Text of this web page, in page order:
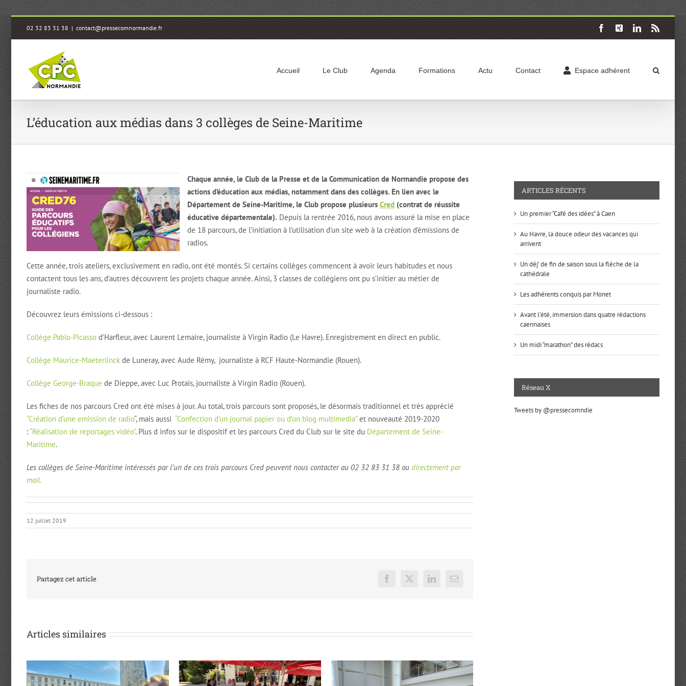
Passer
contenu
02 32 83 31 38 | contact@pressecomnormandie.fr Facebook
X LinkedIn
Accueil Le Club Agenda Formations Actu Contact Espace adhérent
L’éducation aux médias dans 3 collèges de Seine-Maritime
Chaque année, le Club de la Presse et de la Communication de Normandie propose des
actions d’éducation aux médias, notamment dans des collèges. En lien avec le
Département de Seine-Maritime, le Club propose plusieurs Cred (contrat de réussite
éducative départementale). Depuis la rentrée 2016, nous avons assuré la mise en place
de 18 parcours, de l’initiation à l’utilisation d’un site web à la création d’émissions de
radios.
Cette année, trois ateliers, exclusivement en radio, ont été montés. Si certains collèges commencent à avoir leurs habitudes et nous
contactent tous les ans, d’autres découvrent les projets chaque année. Ainsi, 3 classes de collégiens ont pu s’initier au métier de
journaliste radio.
Découvrez leurs émissions ci-dessous :
Collège Pablo-Picasso d’Harfleur, avec Laurent Lemaire, journaliste à Virgin Radio (Le Havre). Enregistrement en direct en public.
Collège Maurice-Maeterlinck de Luneray, avec Aude Rémy, journaliste à RCF Haute-Normandie (Rouen).
Collège George-Braque de Dieppe, avec Luc Protais, journaliste à Virgin Radio (Rouen).
Les fiches de nos parcours Cred ont été mises à jour. Au total, trois parcours sont proposés, le désormais traditionnel et très apprécié
“Création d’une emission de radio“, mais aussi “Confection d’un journal papier ou d’un blog multimedia”et nouveauté 2019-2020
:“Réalisation de reportages vidéo”. Plus d infos sur le dispositif et les parcours Cred du Club sur le site du Département de Seine-
Maritime.
Les collèges de Seine-Maritime intéressés par l’un de ces trois parcours Cred peuvent nous contacter au 02 32 83 31 38 ou directement par
mail.
12 juillet 2019
Partagez cet article Facebook
X LinkedInEmail
Articles similaires
ARTICLES RÉCENTS
Un premier “Café des idées” à Caen
Au Havre, la douce odeur des vacances qui
arrivent
Un déj’ de fin de saison sous la flèche de la
cathédrale
Les adhérents conquis par Monet
Avant l’été, immersion dans quatre rédactions
caennaises
Un midi “marathon” des rédacs
Réseau X
Tweets by @pressecomndie